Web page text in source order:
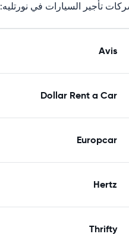
تأجير السيارات في نورتليه:
Avis
Dollar Rent a Car
Europcar
Hertz
Thrifty